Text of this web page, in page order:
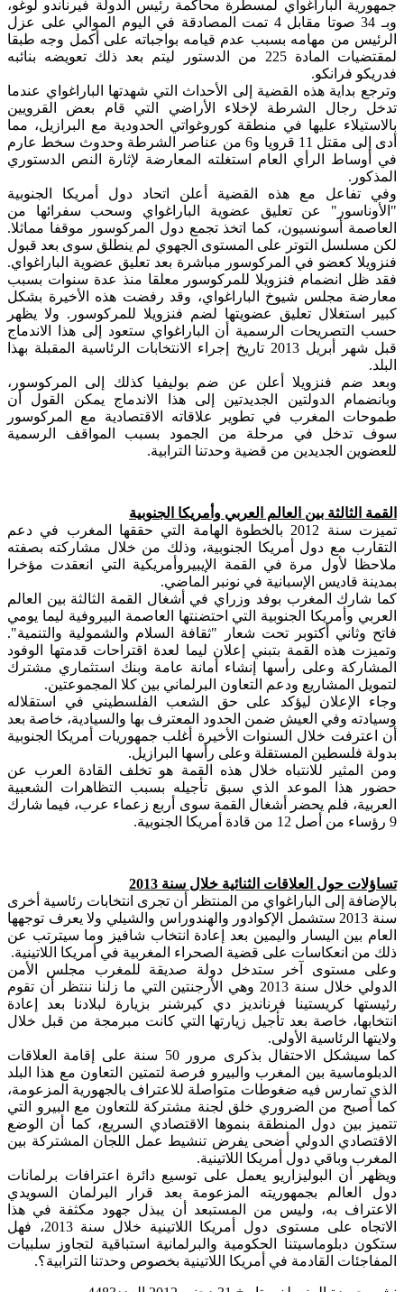
جمهورية الباراغواي لمسطرة محاكمة رئيس الدولة فيرناندو لوغو،
وبـ 34 صوتا مقابل 4 تمت المصادقة في اليوم الموالي على عزل
الرئيس من مهامه بسبب عدم قيامه بواجباته على أكمل وجه طبقا
لمقتضيات المادة 225 من الدستور ليتم بعد ذلك تعويضه بنائبه
فدريكو فرانكو.
وترجع بداية هذه القضية إلى الأحداث التي شهدتها الباراغواي عندما
تدخل رجال الشرطة لإخلاء الأراضي التي قام بعض القرويين
بالاستيلاء عليها في منطقة كوروغواتي الحدودية مع البرازيل، مما
أدى إلى مقتل 11 قرويا و6 من عناصر الشرطة وحدوث سخط عارم
في أوساط الرأي العام استغلته المعارضة لإثارة النص الدستوري
المذكور.
وفي تفاعل مع هذه القضية أعلن اتحاد دول أمريكا الجنوبية
"الأوناسور" عن تعليق عضوية الباراغواي وسحب سفرائها من
العاصمة أسونسيون، كما اتخذ تجمع دول المركوسور موقفا مماثلا.
لكن مسلسل التوتر على المستوى الجهوي لم ينطلق سوى بعد قبول
فنزويلا كعضو في المركوسور مباشرة بعد تعليق عضوية الباراغواي.
فقد ظل انضمام فنزويلا للمركوسور معلقا منذ عدة سنوات بسبب
معارضة مجلس شيوخ الباراغواي، وقد رفضت هذه الأخيرة بشكل
كبير استغلال تعليق عضويتها لضم فنزويلا للمركوسور. ولا يظهر
حسب التصريحات الرسمية أن الباراغواي ستعود إلى هذا الاندماج
قبل شهر أبريل 2013 تاريخ إجراء الانتخابات الرئاسية المقبلة بهذا
البلد.
وبعد ضم فنزويلا أعلن عن ضم بوليفيا كذلك إلى المركوسور،
وبانضمام الدولتين الجديدتين إلى هذا الاندماج يمكن القول أن
طموحات المغرب في تطوير علاقاته الاقتصادية مع المركوسور
سوف تدخل في مرحلة من الجمود بسبب المواقف الرسمية
للعضوين الجديدين من قضية وحدتنا الترابية.
القمة الثالثة بين العالم العربي وأمريكا الجنوبية
تميزت سنة 2012 بالخطوة الهامة التي حققها المغرب في دعم
التقارب مع دول أمريكا الجنوبية، وذلك من خلال مشاركته بصفته
ملاحظا لأول مرة في القمة الإيبيروأمريكية التي انعقدت مؤخرا
بمدينة قاديس الإسبانية في نونبر الماضي.
كما شارك المغرب بوفد وزراي في أشغال القمة الثالثة بين العالم
العربي وأمريكا الجنوبية التي احتضنتها العاصمة البيروفية ليما يومي
فاتح وثاني أكتوبر تحت شعار "ثقافة السلام والشمولية والتنمية".
وتميزت هذه القمة بتبني إعلان ليما لعدة اقتراحات قدمتها الوفود
المشاركة وعلى رأسها إنشاء أمانة عامة وبنك استثماري مشترك
لتمويل المشاريع ودعم التعاون البرلماني بين كلا المجموعتين.
وجاء الإعلان ليؤكد على حق الشعب الفلسطيني في استقلاله
وسيادته وفي العيش ضمن الحدود المعترف بها والسيادية، خاصة بعد
أن اعترفت خلال السنوات الأخيرة أغلب جمهوريات أمريكا الجنوبية
بدولة فلسطين المستقلة وعلى رأسها البرازيل.
ومن المثير للانتباه خلال هذه القمة هو تخلف القادة العرب عن
حضور هذا الموعد الذي سبق تأجيله بسبب التظاهرات الشعبية
العربية، فلم يحضر أشغال القمة سوى أربع زعماء عرب، فيما شارك
9 رؤساء من أصل 12 من قادة أمريكا الجنوبية.
تساؤلات حول العلاقات الثنائية خلال سنة 2013
بالإضافة إلى الباراغواي من المنتظر أن تجرى انتخابات رئاسية أخرى
سنة 2013 ستشمل الإكوادور والهندوراس والشيلي ولا يعرف توجهها
العام بين اليسار واليمين بعد إعادة انتخاب شافيز وما سيترتب عن
ذلك من انعكاسات على قضية الصحراء المغربية في أمريكا اللاتينية.
وعلى مستوى آخر ستدخل دولة صديقة للمغرب مجلس الأمن
الدولي خلال سنة 2013 وهي الأرجنتين التي ما زلنا ننتظر أن تقوم
رئيستها كريستينا فرنانديز دي كيرشنر بزيارة لبلادنا بعد إعادة
انتخابها، خاصة بعد تأجيل زيارتها التي كانت مبرمجة من قبل خلال
ولايتها الرئاسية الأولى.
كما سيشكل الاحتفال بذكرى مرور 50 سنة على إقامة العلاقات
الدبلوماسية بين المغرب والبيرو فرصة لتمتين التعاون مع هذا البلد
الذي تمارس فيه ضغوطات متواصلة للاعتراف بالجهورية المزعومة،
كما أصبح من الضروري خلق لجنة مشتركة للتعاون مع البيرو التي
تتميز بين دول المنطقة بنموها الاقتصادي السريع، كما أن الوضع
الاقتصادي الدولي أضحى يفرض تنشيط عمل اللجان المشتركة بين
المغرب وباقي دول أمريكا اللاتينية.
ويظهر أن البوليزاريو يعمل على توسيع دائرة اعترافات برلمانات
دول العالم بجمهوريته المزعومة بعد قرار البرلمان السويدي
الاعتراف به، وليس من المستبعد أن يبذل جهود مكثفة في هذا
الاتجاه على مستوى دول أمريكا اللاتينية خلال سنة 2013، فهل
ستكون دبلوماسيتنا الحكومية والبرلمانية استباقية لتجاوز سلبيات
المفاجئات القادمة في أمريكا اللاتينية بخصوص وحدتنا الترابية؟.